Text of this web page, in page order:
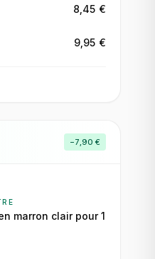
8,45 €
9,95 €
−7,90 €
marron clair pour 1